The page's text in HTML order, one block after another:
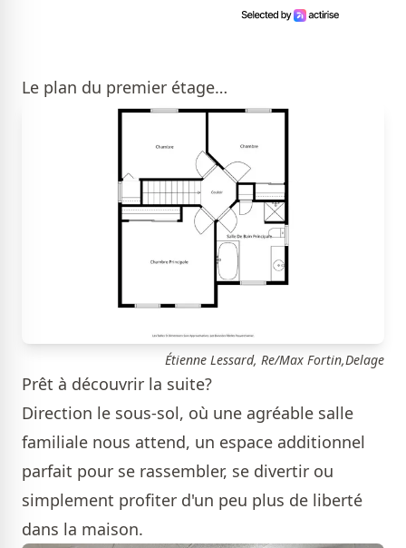
Le plan du premier étage…
Étienne Lessard, Re/Max Fortin,Delage
Prêt à découvrir la suite?
Direction le sous-sol, où une agréable salle
familiale nous attend, un espace additionnel
parfait pour se rassembler, se divertir ou
simplement profiter d'un peu plus de liberté
dans la maison.